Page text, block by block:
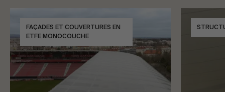
FAÇADES ET COUVERTURES EN
ETFE MONOCOUCHE